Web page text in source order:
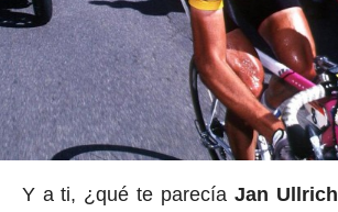
Y a ti, ¿qué te parecía Jan Ullrich